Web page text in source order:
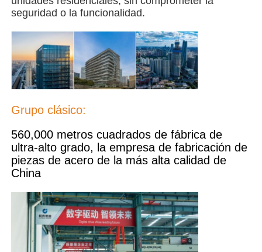
Taller de estructura de acero
almacén de estructuras de acero
El depósito de estructuras de acero
Puente de estructura de acero
Oficina de estructura de acero
Casa de aves de corral de estructura de acero
seguridad o la funcionalidad.
Grupo clásico:
560,000 metros cuadrados de fábrica de
ultra-alto grado, la empresa de fabricación de
piezas de acero de la más alta calidad de
China